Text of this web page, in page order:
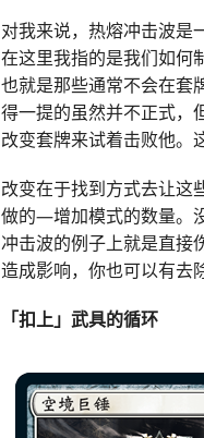
对我来说，热熔冲击波是
在这里我指的是我们如何
也就是那些通常不会在套
得一提的虽然并不正式，
改变套牌来试着击败他。
改变在于找到方式去让这
做的—增加模式的数量。
冲击波的例子上就是直接
造成影响，你也可以有去
「扣上」武具的循环